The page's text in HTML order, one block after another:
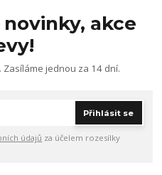
akce
jednou za 14 dní.
Přihlásit se
údajů za účelem rozesílky